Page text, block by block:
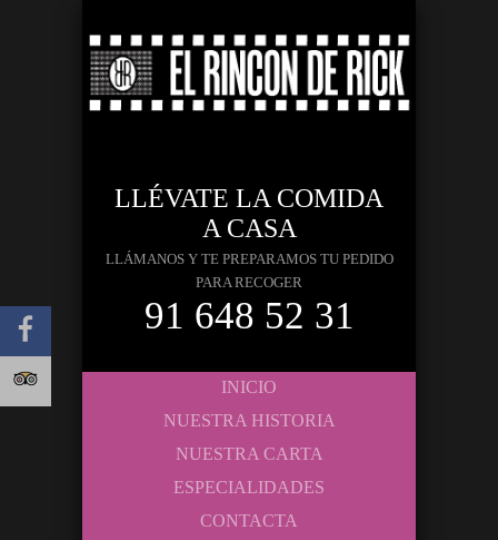
LLÉVATE LA COMIDA
A CASA
LLÁMANOS Y TE PREPARAMOS TU PEDIDO
PARA RECOGER
91 648 52 31
INICIO
NUESTRA HISTORIA
NUESTRA CARTA
ESPECIALIDADES
CONTACTA